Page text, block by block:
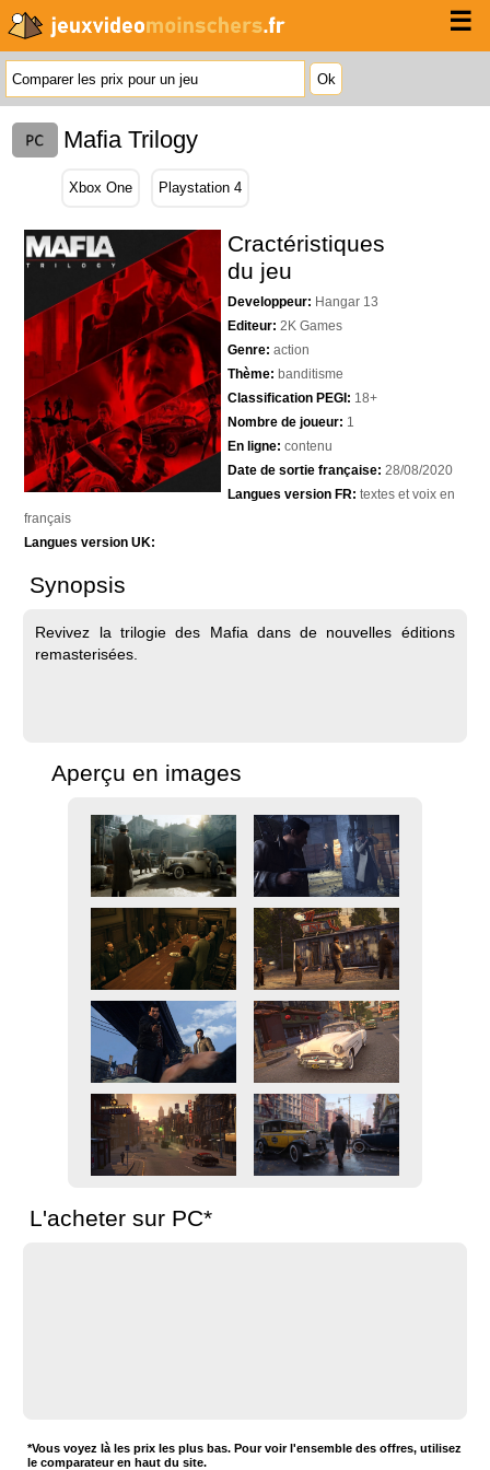
☰
Mafia Trilogy
Xbox One Playstation 4
Cractéristiques
du jeu
Developpeur: Hangar 13
Editeur: 2K Games
Genre: action
Thème: banditisme
Classification PEGI: 18+
Nombre de joueur: 1
En ligne: contenu
Date de sortie française: 28/08/2020
Langues version FR: textes et voix en
français
Langues version UK:
Synopsis
Revivez la trilogie des Mafia dans de nouvelles éditions
remasterisées.
Aperçu en images
L'acheter sur PC*
*Vous voyez là les prix les plus bas. Pour voir l'ensemble des offres, utilisez
le comparateur en haut du site.